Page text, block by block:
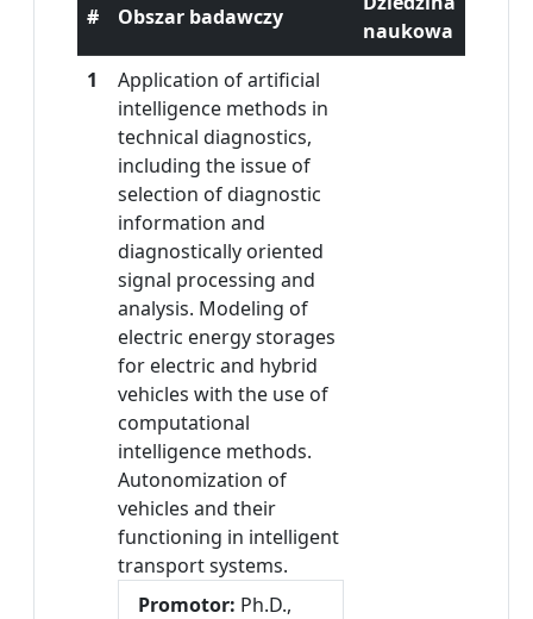
# Obszar badawczy
naukowa
1
Application of artificial
intelligence methods in
technical diagnostics,
including the issue of
selection of diagnostic
information and
diagnostically oriented
signal processing and
analysis. Modeling of
electric energy storages
for electric and hybrid
vehicles with the use of
computational
intelligence methods.
Autonomization of
vehicles and their
functioning in intelligent
transport systems.
Promotor: Ph.D.,